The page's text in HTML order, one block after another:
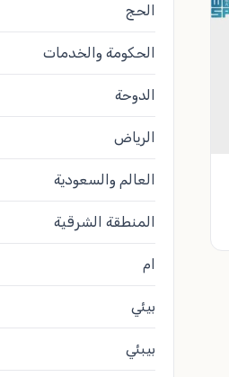
الحج
الحكومة والخدمات
الدوحة
الرياض
العالم والسعودية
المنطقة الشرقية
ام
بيئي
بيبئي